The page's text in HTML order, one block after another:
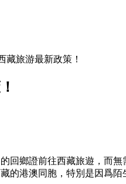
藏旅游最新政策！
回鄉證前往西藏旅遊，而
的港澳同胞，特別是因爲